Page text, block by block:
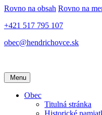
Rovno na obsah Rovno na
+421 517 795 107
obec@hendrichovce.sk
Menu
Obec
Titulná stránka
Historické